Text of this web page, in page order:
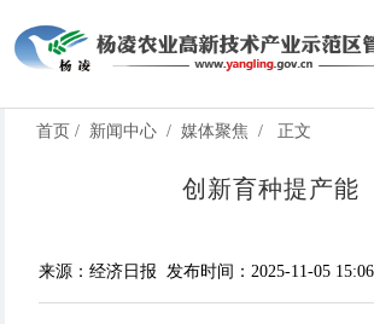
首页 / 新闻中心 / 媒体聚焦 / 正文
创新育种提产能
来源：经济日报 发布时间：2025-11-05 15:06